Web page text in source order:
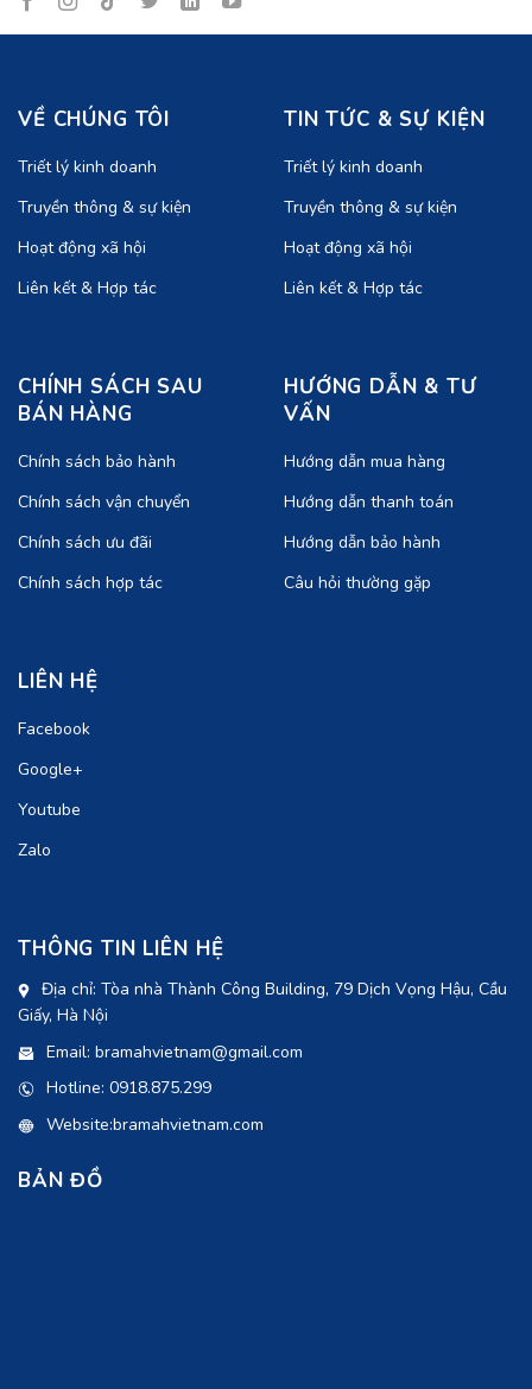
VỀ CHÚNG TÔI
Triết lý kinh doanh
Truyền thông & sự kiện
Hoạt động xã hội
Liên kết & Hợp tác
TIN TỨC & SỰ KIỆN
Triết lý kinh doanh
Truyền thông & sự kiện
Hoạt động xã hội
Liên kết & Hợp tác
CHÍNH SÁCH SAU
BÁN HÀNG
Chính sách bảo hành
Chính sách vận chuyển
Chính sách ưu đãi
Chính sách hợp tác
HƯỚNG DẪN & TƯ
VẤN
Hướng dẫn mua hàng
Hướng dẫn thanh toán
Hướng dẫn bảo hành
Câu hỏi thường gặp
LIÊN HỆ
Facebook
Google+
Youtube
Zalo
THÔNG TIN LIÊN HỆ
Địa chỉ: Tòa nhà Thành Công Building, 79 Dịch Vọng Hậu, Cầu
Giấy, Hà Nội
Email: bramahvietnam@gmail.com
Hotline: 0918.875.299
Website:bramahvietnam.com
BẢN ĐỒ